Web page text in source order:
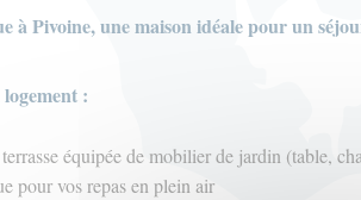
à Pivoine, une maison idéale pour un
:
équipée de mobilier de jardin (table,
pour vos repas en plein air